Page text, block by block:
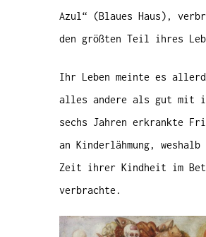
Azul“ (Blaues Haus),
den größten Teil ihres
Ihr Leben meinte es
alles andere als gut mit
sechs Jahren erkrankte
an Kinderlähmung,
Zeit ihrer Kindheit im
verbrachte.